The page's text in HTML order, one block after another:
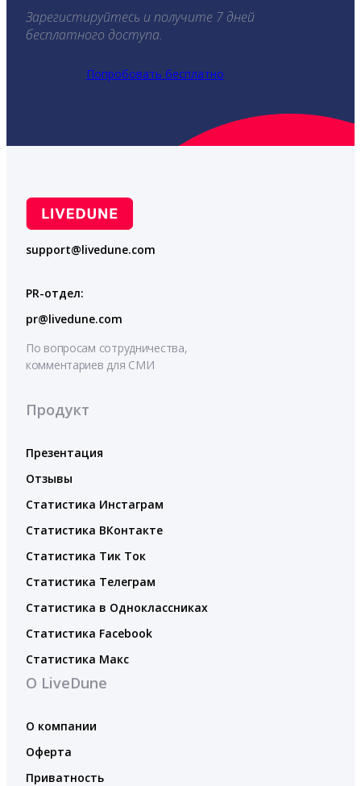
Зарегистируйтесь и получите 7 дней
бесплатного доступа.
Попробовать бесплатно
support@livedune.com
PR-отдел:
pr@livedune.com
По вопросам сотрудничества,
комментариев для СМИ
Продукт
Презентация
Отзывы
Статистика Инстаграм
Статистика ВКонтакте
Статистика Тик Ток
Статистика Телеграм
Статистика в Одноклассниках
Статистика Facebook
Статистика Макс
О LiveDune
О компании
Оферта
Приватность